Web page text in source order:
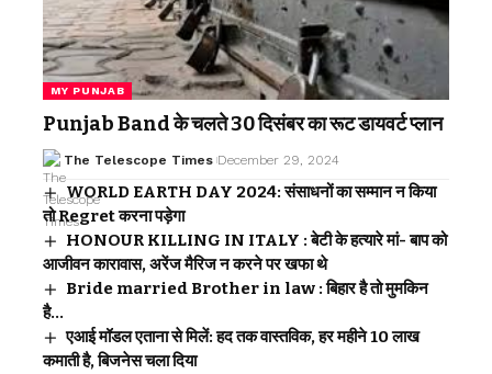
MY PUNJAB
Punjab Band के चलते 30 दिसंबर का रूट डायवर्ट प्लान
The Telescope Times December 29, 2024
WORLD EARTH DAY 2024: संसाधनों का सम्मान न किया
तो Regret करना पड़ेगा
HONOUR KILLING IN ITALY : बेटी के हत्यारे मां- बाप को
आजीवन कारावास, अरेंज मैरिज न करने पर खफा थे
Bride married Brother in law : बिहार है तो मुमकिन
है…
एआई मॉडल एताना से मिलें: हद तक वास्तविक, हर महीने 10 लाख
कमाती है, बिजनेस चला दिया